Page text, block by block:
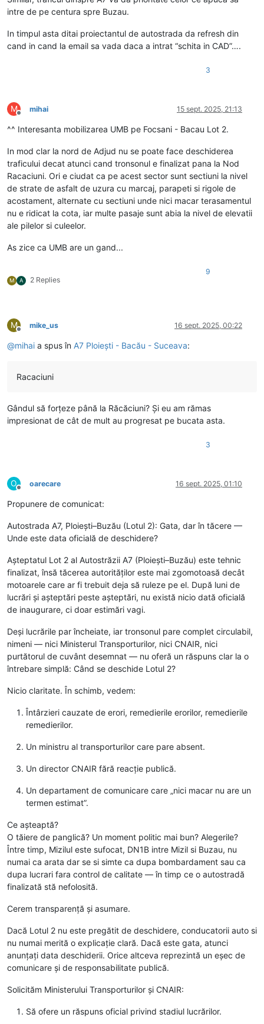
intre de pe centura spre Buzau.
In timpul asta ditai proiectantul de autostrada da refresh din
cand in cand la email sa vada daca a intrat “schita in CAD”….
3
M
Deconectat
mihai 15 sept. 2025, 21:13
^^ Interesanta mobilizarea UMB pe Focsani - Bacau Lot 2.
In mod clar la nord de Adjud nu se poate face deschiderea
traficului decat atunci cand tronsonul e finalizat pana la Nod
Racaciuni. Ori e ciudat ca pe acest sector sunt sectiuni la nivel
de strate de asfalt de uzura cu marcaj, parapeti si rigole de
acostament, alternate cu sectiuni unde nici macar terasamentul
nu e ridicat la cota, iar multe pasaje sunt abia la nivel de elevatii
ale pilelor si culeelor.
As zice ca UMB are un gand...
M A 2 Replies
9
M
Deconectat
mike_us 16 sept. 2025, 00:22
@mihai a spus în A7 Ploiești - Bacău - Suceava:
Racaciuni
Gândul să forțeze până la Răcăciuni? Și eu am rămas
impresionat de cât de mult au progresat pe bucata asta.
3
O
Deconectat
oarecare 16 sept. 2025, 01:10
Propunere de comunicat:
Autostrada A7, Ploiești–Buzău (Lotul 2): Gata, dar în tăcere —
Unde este data oficială de deschidere?
Așteptatul Lot 2 al Autostrăzii A7 (Ploiești–Buzău) este tehnic
finalizat, însă tăcerea autorităților este mai zgomotoasă decât
motoarele care ar fi trebuit deja să ruleze pe el. După luni de
lucrări și așteptări peste așteptări, nu există nicio dată oficială
de inaugurare, ci doar estimări vagi.
Deși lucrările par încheiate, iar tronsonul pare complet circulabil,
nimeni — nici Ministerul Transporturilor, nici CNAIR, nici
purtătorul de cuvânt desemnat — nu oferă un răspuns clar la o
întrebare simplă: Când se deschide Lotul 2?
Nicio claritate. În schimb, vedem:
Întârzieri cauzate de erori, remedierile erorilor, remedierile
remedierilor.
Un ministru al transporturilor care pare absent.
Un director CNAIR fără reacție publică.
Un departament de comunicare care „nici macar nu are un
termen estimat”.
Ce așteaptă?
O tăiere de panglică? Un moment politic mai bun? Alegerile?
Între timp, Mizilul este sufocat, DN1B intre Mizil si Buzau, nu
numai ca arata dar se si simte ca dupa bombardament sau ca
dupa lucrari fara control de calitate — în timp ce o autostradă
finalizată stă nefolosită.
Cerem transparență și asumare.
Dacă Lotul 2 nu este pregătit de deschidere, conducatorii auto si
nu numai merită o explicație clară. Dacă este gata, atunci
anunțați data deschiderii. Orice altceva reprezintă un eșec de
comunicare și de responsabilitate publică.
Solicităm Ministerului Transporturilor și CNAIR:
Să ofere un răspuns oficial privind stadiul lucrărilor.